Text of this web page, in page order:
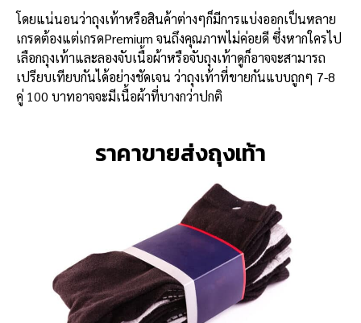
โดยแน่นอนว่าถุงเท้าหรือสินค้าต่างๆก็มีการแบ่งออกเป็นหลาย
เกรดต้องแต่เกรดPremium จนถึงคุณภาพไม่ค่อยดี ซึ่งหากใครไป
เลือกถุงเท้าและลองจับเนื้อผ้าหรือจับถุงเท้าดูก็อาจจะสามารถ
เปรียบเทียบกันได้อย่างชัดเจน ว่าถุงเท้าที่ขายกันแบบถูกๆ 7-8
คู่ 100 บาทอาจจะมีเนื้อผ้าที่บางกว่าปกติ
ราคาขายส่งถุงเท้า